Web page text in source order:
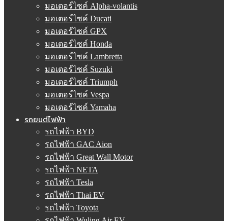
มอเตอร์ไซค์ Alpha-volantis
มอเตอร์ไซค์ Ducati
มอเตอร์ไซค์ GPX
มอเตอร์ไซค์ Honda
มอเตอร์ไซค์ Lambretta
มอเตอร์ไซค์ Suzuki
มอเตอร์ไซค์ Triumph
มอเตอร์ไซค์ Vespa
มอเตอร์ไซค์ Yamaha
รถยนต์ไฟฟ้า
รถไฟฟ้า BYD
รถไฟฟ้า GAC Aion
รถไฟฟ้า Great Wall Motor
รถไฟฟ้า NETA
รถไฟฟ้า Tesla
รถไฟฟ้า Thai EV
รถไฟฟ้า Toyota